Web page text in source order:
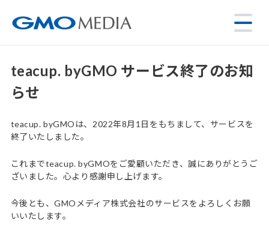
teacup. byGMO サービス終了のお知
らせ
teacup. byGMOは、2022年8月1日をもちまして、サービスを
終了いたしました。
これまでteacup. byGMOをご愛顧いただき、誠にありがとうご
ざいました。心より感謝申し上げます。
今後とも、GMOメディア株式会社のサービスをよろしくお願
いいたします。